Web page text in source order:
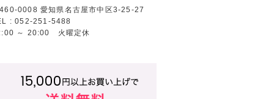
0008 愛知県名古屋市中区3-25-27
: 052-251-5488
～ 20:00 火曜定休